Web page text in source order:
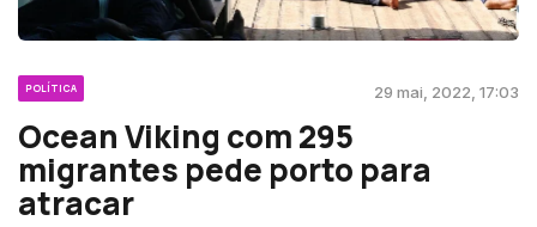
POLÍTICA 29 mai, 2022, 17:03
Ocean Viking com 295
migrantes pede porto para
atracar